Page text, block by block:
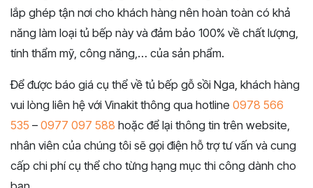
lắp ghép tận nơi cho khách hàng nên hoàn toàn có khả
năng làm loại tủ bếp này và đảm bảo 100% về chất lượng,
tính thẩm mỹ, công năng,… của sản phẩm.
Để được báo giá cụ thể về tủ bếp gỗ sồi Nga, khách hàng
vui lòng liên hệ với Vinakit thông qua hotline 0978 566
535 – 0977 097 588 hoặc để lại thông tin trên website,
nhân viên của chúng tôi sẽ gọi điện hỗ trợ tư vấn và cung
cấp chi phí cụ thể cho từng hạng mục thi công dành cho